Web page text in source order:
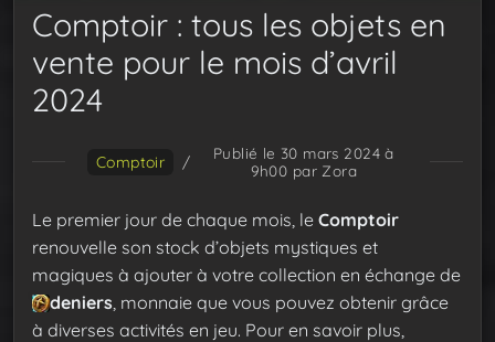
Comptoir : tous les objets en
vente pour le mois d’avril
2024
Comptoir /
Publié le 30 mars 2024 à
9h00 par Zora
Le premier jour de chaque mois, le Comptoir
renouvelle son stock d’objets mystiques et
magiques à ajouter à votre collection en échange de
deniers , monnaie que vous pouvez obtenir grâce
à diverses activités en jeu. Pour en savoir plus,